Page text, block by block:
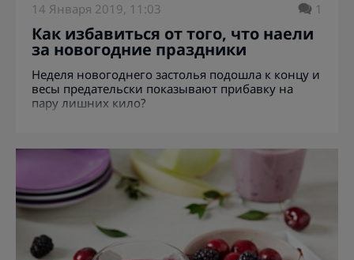
14 Января 2019, 11:03 1
Как избавиться от того, что наели
за новогодние праздники
Неделя новогоднего застолья подошла к концу и
весы предательски показывают прибавку на
пару лишних кило?